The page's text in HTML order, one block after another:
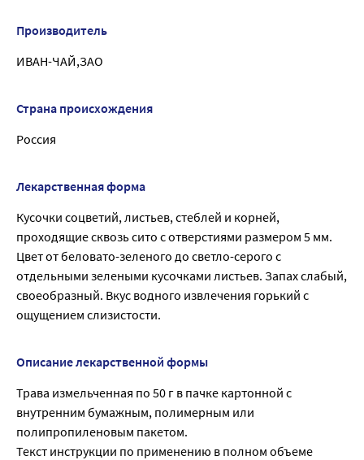
Производитель
ИВАН-ЧАЙ,ЗАО
Страна происхождения
Россия
Лекарственная форма
Кусочки соцветий, листьев, стеблей и корней,
проходящие сквозь сито с отверстиями размером 5 мм.
Цвет от беловато-зеленого до светло-серого с
отдельными зелеными кусочками листьев. Запах слабый,
своеобразный. Вкус водного извлечения горький с
ощущением слизистости.
Описание лекарственной формы
Трава измельченная по 50 г в пачке картонной с
внутренним бумажным, полимерным или
полипропиленовым пакетом.
Текст инструкции по применению в полном объеме